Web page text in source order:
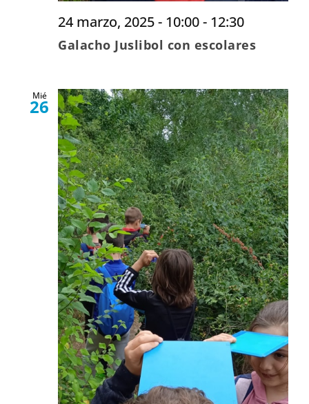
24 marzo, 2025 - 10:00- 12:30
Galacho Juslibol con escolares
Mié
26